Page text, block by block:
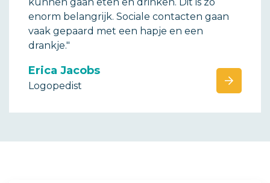
enorm belangrijk. Sociale contacten gaan
vaak gepaard met een hapje en een
drankje."
Erica Jacobs
Logopedist